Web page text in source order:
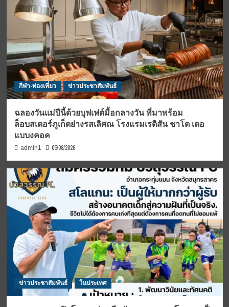
กีฬา-ท่องเที่ยว ข่าวประชาสัมพันธ์
ฉลองวันแม่ปีนี้ด้วยบุฟเฟต์มื้อกลางวัน ที่มาพร้อม
ล็อบสเตอร์ภูเก็ตย่างรสเลิศณ โรงแรมเรดิสัน ชาโต เดอ
แบบงคอค
admin1 05/08/2026
ข่าวประชาสัมพันธ์ ในประเทศ